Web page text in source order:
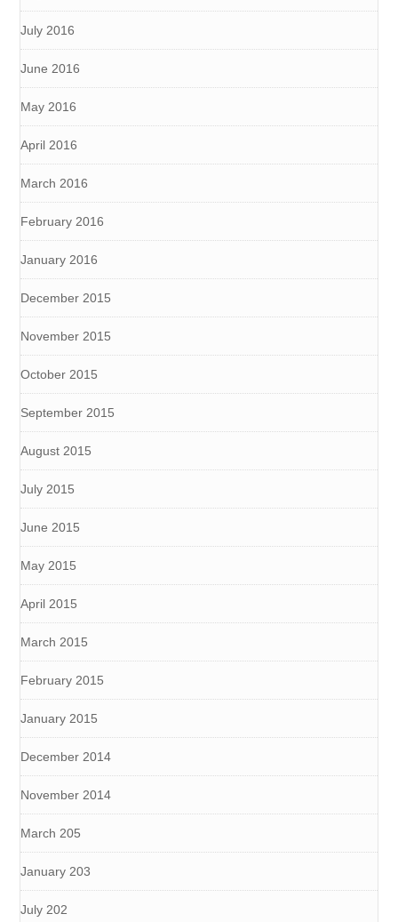
July 2016
June 2016
May 2016
April 2016
March 2016
February 2016
January 2016
December 2015
November 2015
October 2015
September 2015
August 2015
July 2015
June 2015
May 2015
April 2015
March 2015
February 2015
January 2015
December 2014
November 2014
March 205
January 203
July 202